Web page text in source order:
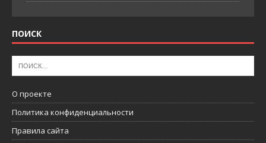
ПОИСК
О проекте
Политика конфиденциальности
Правила сайта